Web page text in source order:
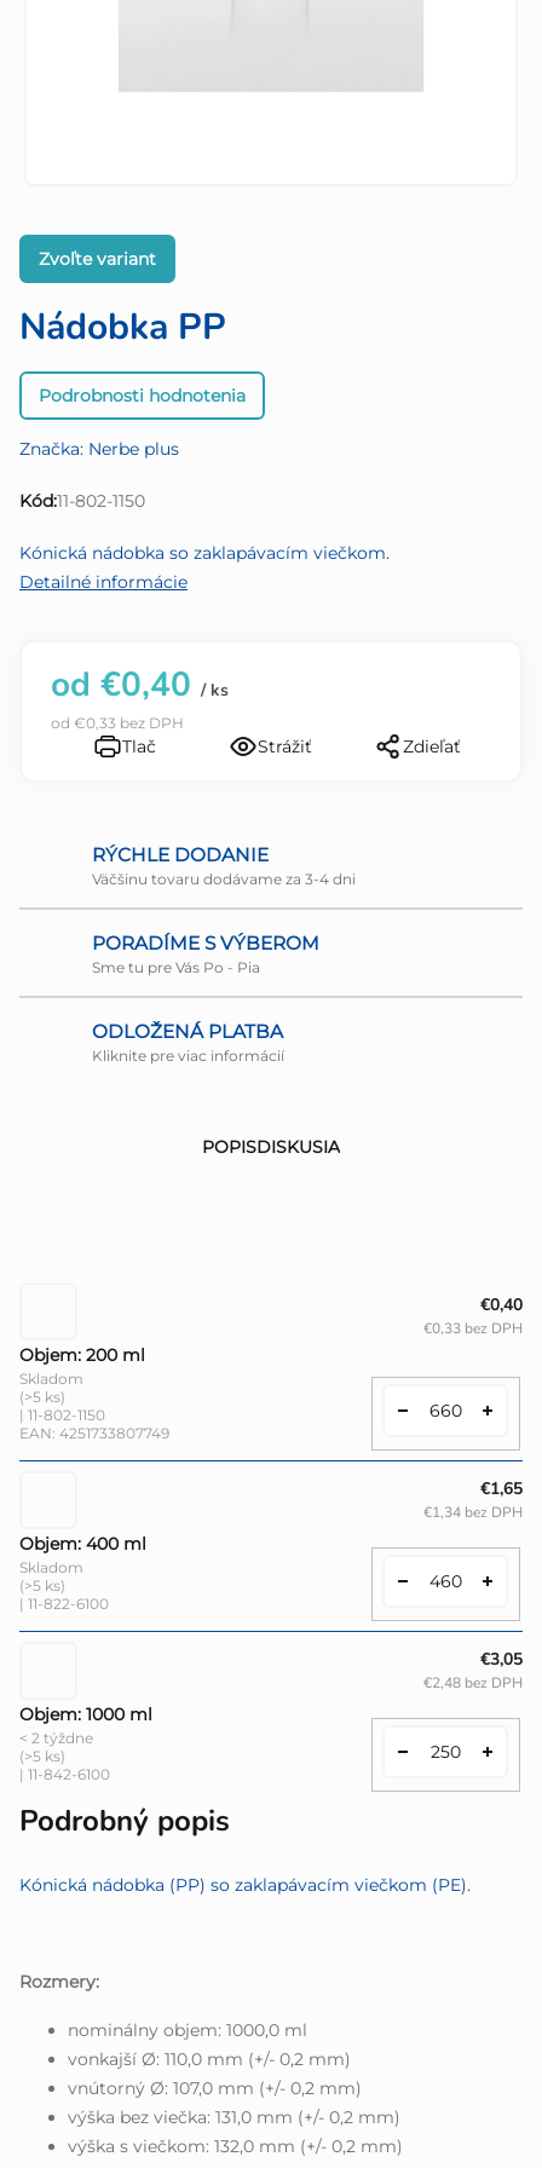
Nádobka PP
Priemerné
hodnotenie
je
0,0
5
hviezdičiek.
Podrobnosti hodnotenia
Značka: Nerbe plus
Kód:11-802-1150
Zvoľte variant
Kónická nádobka so zaklapávacím viečkom.
Detailné informácie
od €0,40 / ks
od €0,33 bez DPH
Tlač Strážiť Zdieľať
RÝCHLE DODANIE
Väčšinu tovaru dodávame za 3-4 dni
PORADÍME S VÝBEROM
Sme tu pre Vás Po - Pia
ODLOŽENÁ PLATBA
Kliknite pre viac informácií
POPISDISKUSIA
Objem: 200 ml
Skladom
(>5 ks)
| 11-802-1150
EAN: 4251733807749
€0,40
€0,33 bez DPH
Objem: 400 ml
Skladom
(>5 ks)
| 11-822-6100
€1,65
€1,34 bez DPH
Objem: 1000 ml
< 2 týždne
(>5 ks)
| 11-842-6100
€3,05
€2,48 bez DPH
Podrobný popis
Kónická nádobka (PP) so zaklapávacím viečkom (PE).
Rozmery:
nominálny objem: 1000,0 ml
vonkajší Ø: 110,0 mm (+/- 0,2 mm)
vnútorný Ø: 107,0 mm (+/- 0,2 mm)
výška bez viečka: 131,0 mm (+/- 0,2 mm)
výška s viečkom: 132,0 mm (+/- 0,2 mm)